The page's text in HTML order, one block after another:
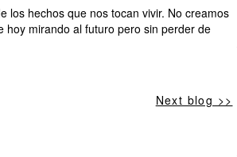
los hechos que nos tocan vivir. No creamos
hoy mirando al futuro pero sin perder de
Next blog >>